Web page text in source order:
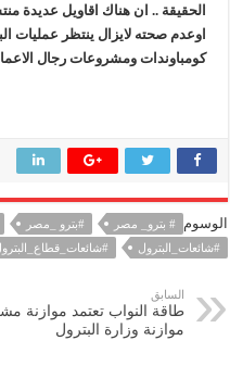
الحقيقة .. ان هناك اقاويل عديدة
اوعدم صحته لايزال ينتظر عمليات
كومباوندات ومشروعات رجال
الوسوم # بترو_ مصر #بترو _مصر
#شائعات_البترول
السابق
طاقة النواب تعتمد موازنة
موازنة وزارة البترول